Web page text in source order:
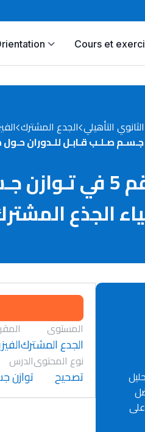
Cours et
التأهيلي الجدع المشترك
تصحيح تمرين
الجذع
المستوى
الجدع المشترك
نوع المحتوى
تصحيح
الدرس
توازن